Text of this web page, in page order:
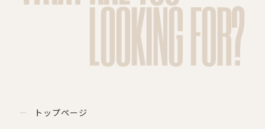
LOOKING FOR?
トップページ